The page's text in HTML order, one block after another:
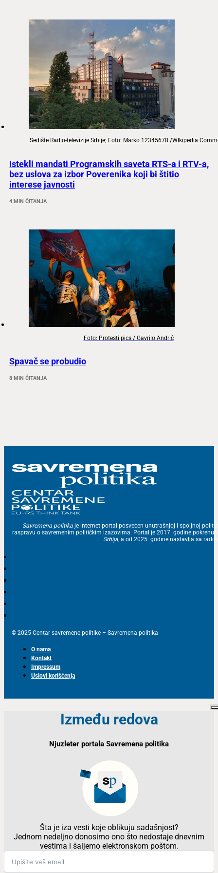
Sedište Radio-televizije Srbije; Foto: Marko 12345678 /WIkipedia
Istekli mandati Programskih saveta RTS-a i RTV-a,
bez uslova za izbor Poverenika koji bi štitio
interese javnosti
4 MIN ČITANJA
Foto: Protesti.pics / Gavrilo Andrić
Spavač se probudio
8 MIN ČITANJA
Savremena politika je internet portal posvećen unutrašnjoj i spoljnoj
raspravu o savremenim političkim izazovima. Portal je 2017. godine
Srbija, a od 2025. godine nastavlja sa
© 2025 Centar savremene politike – Savremena politika
O nama
Kontakt
Impressum
Uslovi korišćenja
Između redova
Njuzleter portala Savremena politika
Šta je iza vesti koje oblikuju sadašnjost?
Jednom nedeljno donosimo ono što nedostaje dnevnim
vestima i šaljemo elektronskom poštom.